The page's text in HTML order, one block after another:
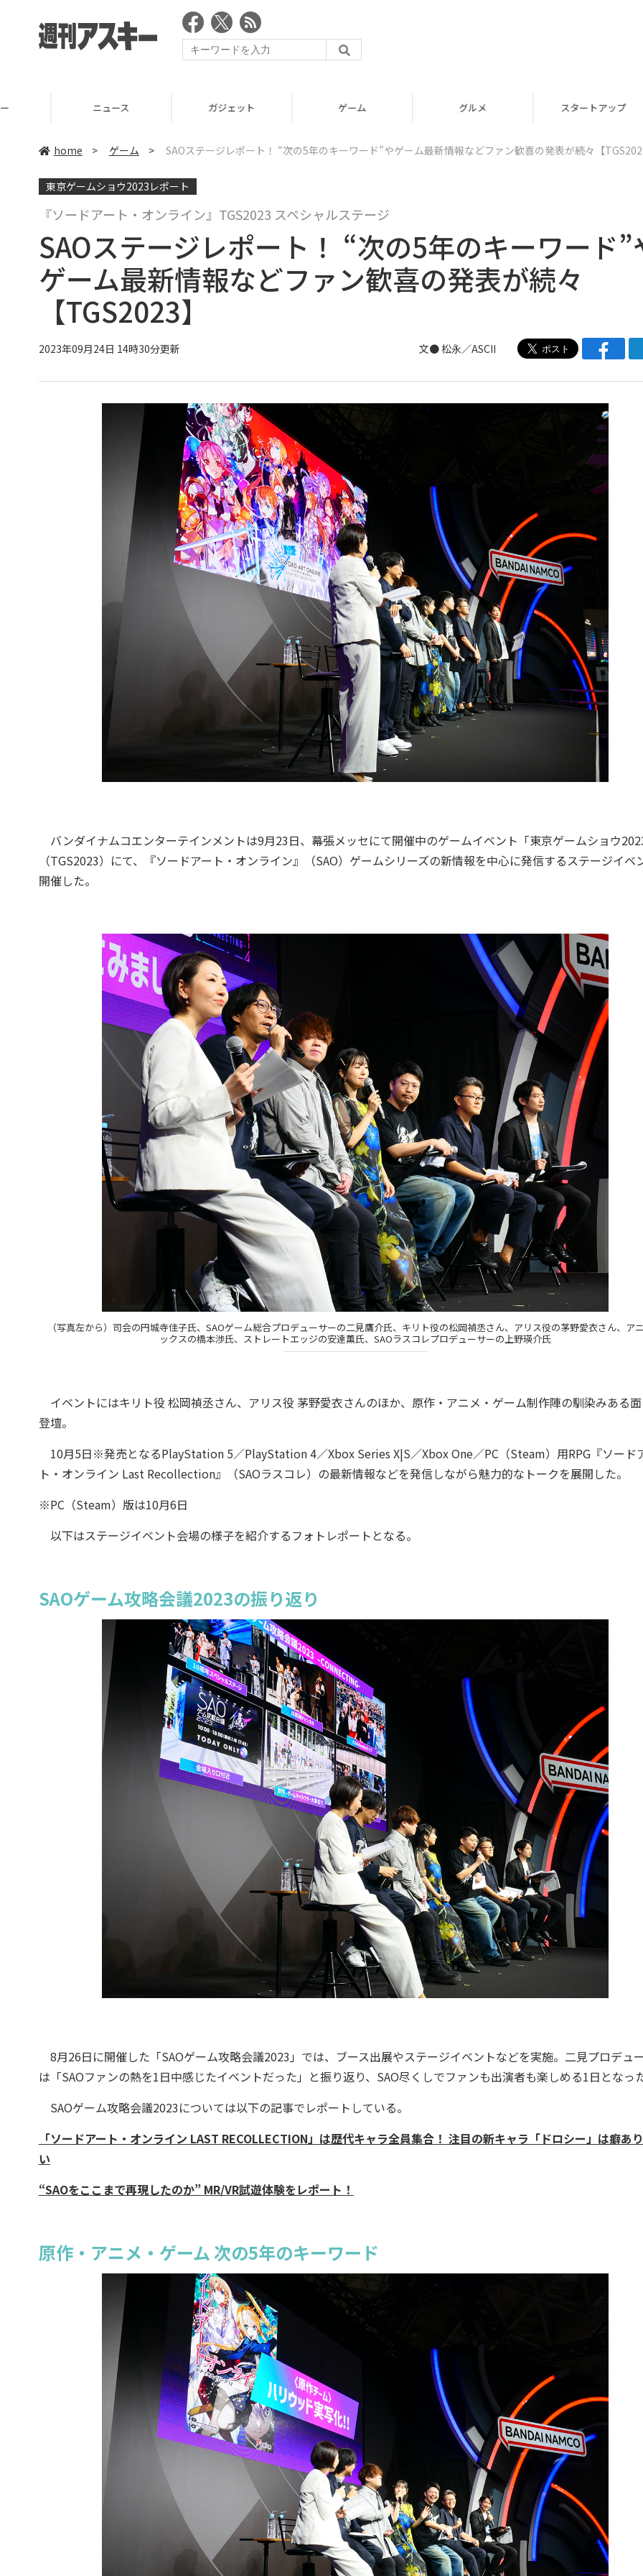
スタートアップ
home > ゲーム > SAOステージレポート！ “次の5年のキーワード”やゲーム最新情報などファン歓喜の発表が続々【
東京ゲームショウ2023レポート
『ソードアート・オンライン』TGS2023 スペシャルステージ
SAOステージレポート！ “次の5年のキーワード”
ゲーム最新情報などファン歓喜の発表が続々
【TGS2023】
2023年09月24日 14時30分更新 文● 松永／ASCII
バンダイナムコエンターテインメントは9月23日、幕張メッセにて開催中のゲームイベント「東京ゲームショウ
（TGS2023）にて、『ソードアート・オンライン』（SAO）ゲームシリーズの新情報を中心に発信するステージイベ
開催した。
（写真左から）司会の円城寺佳子氏、SAOゲーム総合プロデューサーの二見鷹介氏、キリト役の松岡禎丞さん、アリス役の茅野愛衣さん、ア
ックスの橋本渉氏、ストレートエッジの安達薫氏、SAOラスコレプロデューサーの上野瑛介氏
イベントにはキリト役 松岡禎丞さん、アリス役 茅野愛衣さんのほか、原作・アニメ・ゲーム制作陣の馴染みある
登壇。
10月5日※発売となるPlayStation 5／PlayStation 4／Xbox Series X|S／Xbox One／PC（Steam）用RPG『ソード
ト・オンライン Last Recollection』（SAOラスコレ）の最新情報などを発信しながら魅力的なトークを展開した。
※PC（Steam）版は10月6日
以下はステージイベント会場の様子を紹介するフォトレポートとなる。
SAOゲーム攻略会議2023の振り返り
8月26日に開催した「SAOゲーム攻略会議2023」では、ブース出展やステージイベントなどを実施。二見プロデュ
は「SAOファンの熱を1日中感じたイベントだった」と振り返り、SAO尽くしでファンも出演者も楽しめる1日となった
SAOゲーム攻略会議2023については以下の記事でレポートしている。
「ソードアート・オンライン LAST RECOLLECTION」は歴代キャラ全員集合！ 注目の新キャラ「ドロシー」は癖あ
い
“SAOをここまで再現したのか” MR/VR試遊体験をレポート！
原作・アニメ・ゲーム 次の5年のキーワード